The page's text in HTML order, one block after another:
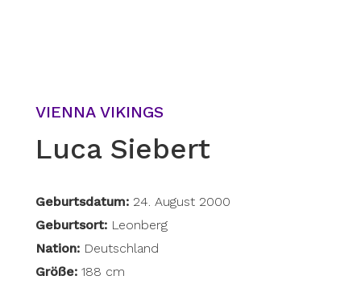
VIENNA VIKINGS
Luca Siebert
Geburtsdatum: 24. August 2000
Geburtsort: Leonberg
Nation:Deutschland
Größe:188 cm